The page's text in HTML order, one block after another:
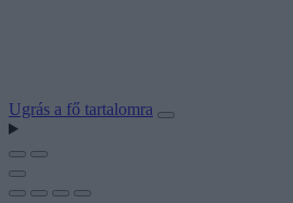
Ugrás a fő tartalomra